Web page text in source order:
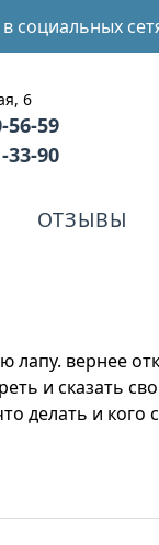
социальных
6
56-59
33-90
ОТЗЫВЫ
лапу. вернее
и сказать
делать и кого